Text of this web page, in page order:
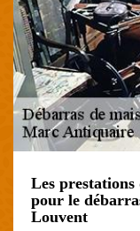
Les
pour le
Louvent